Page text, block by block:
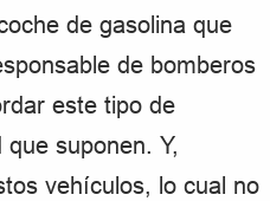
de gasolina que
de bomberos
este tipo de
suponen. Y,
vehículos, lo cual no